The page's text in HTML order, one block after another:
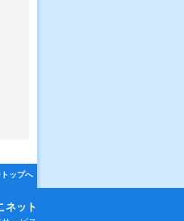
ップへ
ネット